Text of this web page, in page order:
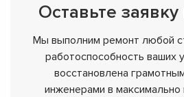
Оставьте
Мы выполним ремонт любой
работоспособность ваших
восстановлена
инженерами в максимально